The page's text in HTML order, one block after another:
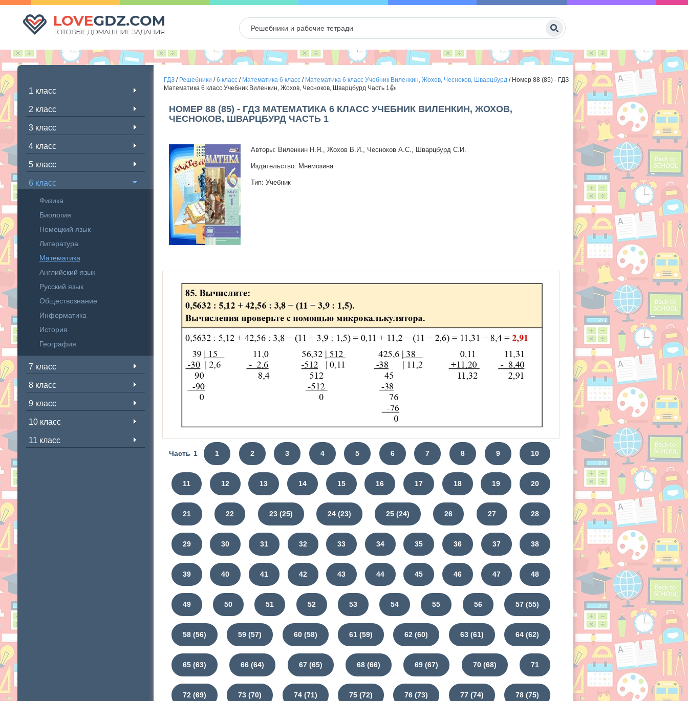
1 класс
2 класс
3 класс
4 класс
5 класс
6 класс
Физика
Биология
Немецкий язык
Литература
Математика
Английский язык
Русский язык
Обществознание
Информатика
История
География
7 класс
8 класс
9 класс
10 класс
11 класс
ГДЗ/ Решебники /6 класс/ Математика 6 класс/ Математика 6 класс Учебник Виленкин, Жохов, Чесноков, Шварцбурд/ Номер 88 (85) - ГДЗ
Математика 6 класс Учебник Виленкин, Жохов, Чесноков, Шварцбурд Часть 1👍
НОМЕР 88 (85) - ГДЗ МАТЕМАТИКА 6 КЛАСС УЧЕБНИК ВИЛЕНКИН, ЖОХОВ,
ЧЕСНОКОВ, ШВАРЦБУРД ЧАСТЬ 1
Авторы: Виленкин Н.Я., Жохов В.И., Чесноков А.С., Шварцбурд С.И.
Издательство: Мнемозина
Тип: Учебник
Часть 1 1 2 3 4 5 6 7 8 9 10
11 12 13 14 15 16 17 18 19 20
21 22 23 (25) 24 (23) 25 (24) 26 27 28
29 30 31 32 33 34 35 36 37 38
39 40 41 42 43 44 45 46 47 48
49 50 51 52 53 54 55 56 57 (55)
58 (56) 59 (57) 60 (58) 61 (59) 62 (60) 63 (61) 64 (62)
65 (63) 66 (64) 67 (65) 68 (66) 69 (67) 70 (68) 71
72 (69) 73 (70) 74 (71) 75 (72) 76 (73) 77 (74) 78 (75)